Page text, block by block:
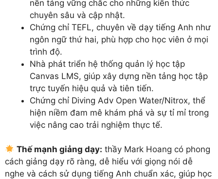
nền tảng vững chắc cho những kiến thức
chuyên sâu và cập nhật.
Chứng chỉ TEFL, chuyên về dạy tiếng Anh như
ngôn ngữ thứ hai, phù hợp cho học viên ở mọi
trình độ.
Nhà phát triển hệ thống quản lý học tập
Canvas LMS, giúp xây dựng nền tảng học tập
trực tuyến hiệu quả và tiên tiến.
Chứng chỉ Diving Adv Open Water/Nitrox, thể
hiện niềm đam mê khám phá và sự tỉ mỉ trong
việc nâng cao trải nghiệm thực tế.
Thế mạnh giảng dạy: thầy Mark Hoang có phong
cách giảng dạy rõ ràng, dễ hiểu với giọng nói dễ
nghe và cách sử dụng tiếng Anh chuẩn xác, giúp học